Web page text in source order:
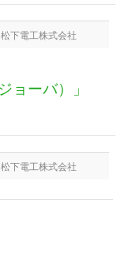
下電工株式会社
ョーバ）」
下電工株式会社